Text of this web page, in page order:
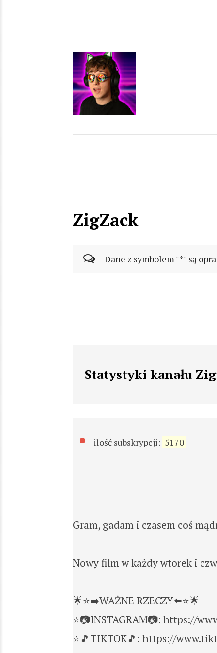
ZigZack
Dane z symbolem "*" są
Statystyki kanału
ilość subskrypcji: 5170
Gram, gadam i czasem coś
Nowy film w każdy wtorek i
🌟⭐➡️WAŻNE RZECZY⬅️⭐🌟
⭐📷INSTAGRAM📷: https://
⭐🎵TIKTOK🎵: https://